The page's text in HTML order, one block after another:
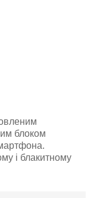
блоком
і блакитному